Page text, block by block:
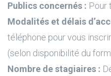
Publics concernés : Pour
Modalités et délais
téléphone pour vous
(selon disponibilité du
Nombre de stagiaires :